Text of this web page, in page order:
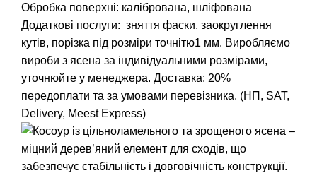
Обробка поверхні: калібрована, шліфована
Додаткові послуги: зняття фаски, заокруглення
кутів, порізка під розміри точнітю1 мм. Виробляємо
вироби з ясена за індивідуальними розмірами,
уточнюйте у менеджера. Доставка: 20%
передоплати та за умовами перевізника. (НП, SAT,
Delivery, Meest Express)